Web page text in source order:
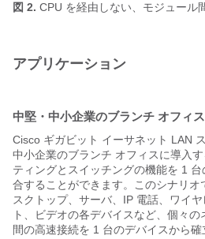
図 2. CPU を経由しない、モジュール
アプリケーション
中堅・中小企業のブランチ オフィス
Cisco ギガビット イーサネット LAN
中小企業のブランチ オフィスに導入
ティングとスイッチングの機能を 1
合することができます。このシナリオ
スクトップ、サーバ、IP 電話、ワイ
ト、ビデオの各デバイスなど、個々
間の高速接続を 1 台のデバイスから